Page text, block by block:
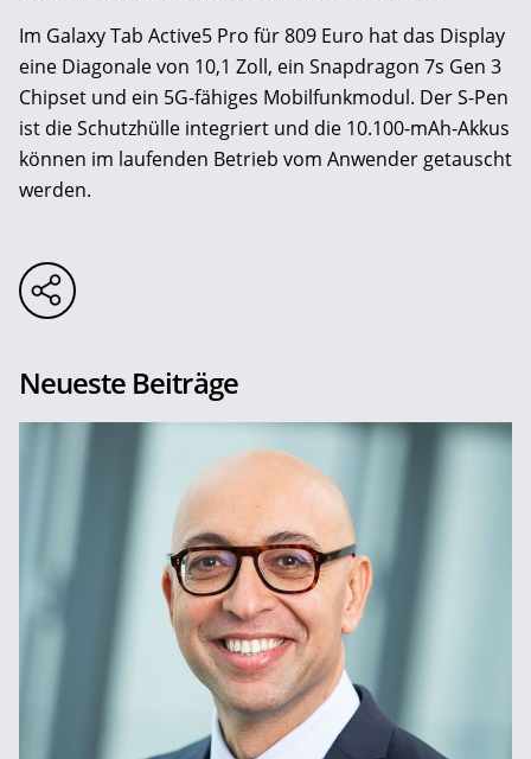
Im Galaxy Tab Active5 Pro für 809 Euro hat das Display
eine Diagonale von 10,1 Zoll, ein Snapdragon 7s Gen 3
Chipset und ein 5G-fähiges Mobilfunkmodul. Der S-Pen
ist die Schutzhülle integriert und die 10.100-mAh-Akkus
können im laufenden Betrieb vom Anwender getauscht
werden.
Neueste Beiträge